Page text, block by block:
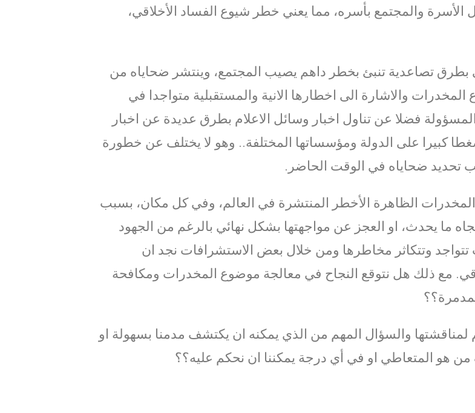
والمجتمع بأسره، مما يعني خطر شيوع الفساد الأخلاقي،
بطرق تصاعدية تنبئ بخطر داهم يصيب المجتمع، وينتشر ضحاياه من
والاشارة الى اخطارها الانية والمستقبلية متواجدا في
فضلا عن تناول اخبار وسائل الاعلام بطرق عديدة عن اخبار
كبيرا على الدولة ومؤسساتها المختلفة.. وهو لا يختلف عن خطورة
تحديد ضحاياه في الوقت الحاضر.
الظاهرة الأخطر المنتشرة في العالم، وفي كل مكان، بسبب
ما يحدث، او العجز عن مواجهتها بشكل نهائي بالرغم من الجهود
تتواجد وتتكاثر مخاطرها ومن خلال بعض الاستشرافات نجد ان
مع ذلك هل نتوقع النجاح في معالجة موضوع المخدرات ومكافحة
والسؤال المهم من الذي يمكنه ان يكتشف مدمنا بسهولة او
من هو المتعاطي او في أي درجة يمكننا ان نحكم عليه؟؟